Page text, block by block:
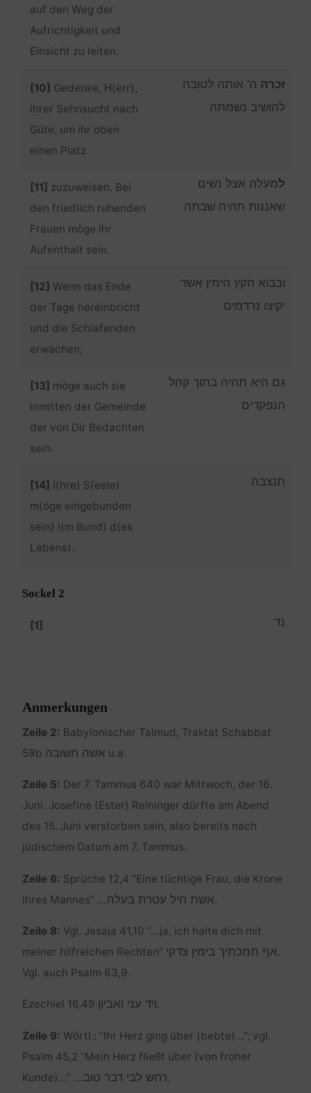
auf den Weg der
Aufrichtigkeit und
Einsicht zu leiten.
[10] Gedenke, H(err),
ihrer Sehnsucht nach
Güte, um ihr oben
einen Platz
זכרה ה’ אותה לטובה
להושיב נשמתה
[11] zuzuweisen. Bei
den friedlich ruhenden
Frauen möge ihr
Aufenthalt sein.
למעלה אצל נשים
שאננות תהיה שבתה
[12] Wenn das Ende
der Tage hereinbricht
und die Schlafenden
erwachen,
ובבוא הקץ הימין אשר
יקיצו נרדמים
[13] möge auch sie
inmitten der Gemeinde
der von Dir Bedachten
sein.
גם היא תהיה בתוך קהל
הנפקדים
[14] I(hre) S(eele)
m(öge eingebunden
sein) i(m Bund) d(es
Lebens).
תנצבה
Sockel 2
[1] נד
Anmerkungen
Zeile 2: Babylonischer Talmud, Traktat Schabbat
59b אשה חשובה u.a.
Zeile 5: Der 7. Tammus 640 war Mittwoch, der 16.
Juni. Josefine (Ester) Reininger dürfte am Abend
des 15. Juni verstorben sein, also bereits nach
jüdischem Datum am 7. Tammus.
Zeile 6: Sprüche 12,4 “Eine tüchtige Frau, die Krone
ihres Mannes” אשת חיל עטרת בעלה….
Zeile 8: Vgl. Jesaja 41,10 “…ja, ich halte dich mit
meiner hilfreichen Rechten” אף תמכתיך בימין צדקי.
Vgl. auch Psalm 63,9.
Ezechiel 16,49 ויד עני ואביון.
Zeile 9: Wörtl.: “Ihr Herz ging über (bebte)…”; vgl.
Psalm 45,2 “Mein Herz fließt über (von froher
Kunde)…” רחש לבי דבר טוב….